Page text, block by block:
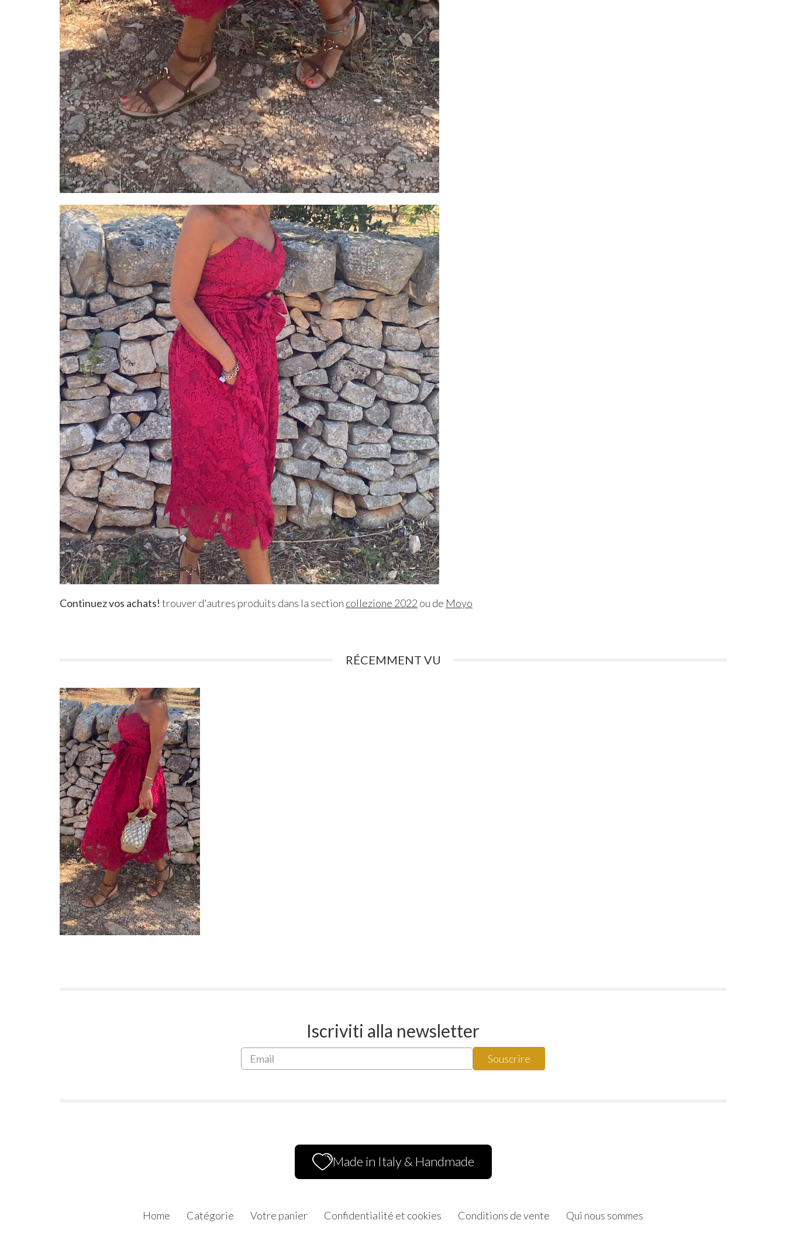
Continuez vos achats! trouver d'autres produits dans la section collezione 2022 ou de Moyo
RÉCEMMENT VU
Iscriviti alla newsletter
Made in Italy & Handmade
Home Catégorie Votre panier Confidentialité et cookies Conditions de vente Qui nous sommes